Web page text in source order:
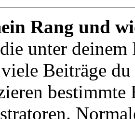
Rang und
unter deinem
Beiträge
bestimmte